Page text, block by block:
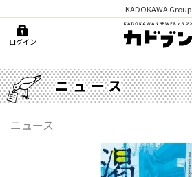
KADOKAWA Group
ログイン
ニュース
ニュース